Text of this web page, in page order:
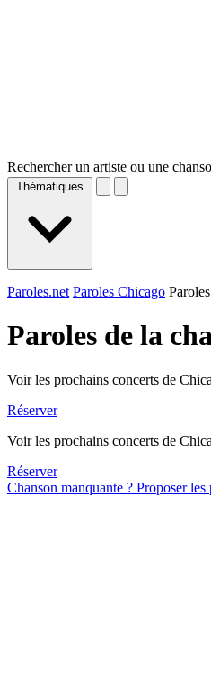
Rechercher un artiste ou une
Thématiques
Paroles.net Paroles Chicago
Paroles de la
Voir les prochains concerts de
Réserver
Voir les prochains concerts de
Réserver
Chanson manquante ? Proposer les